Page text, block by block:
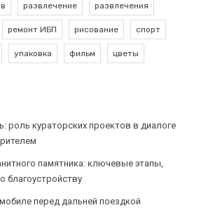
развлечение развлечения
ремонт ИБП рисование спорт
упаковка фильм цветы
роль кураторских проектов в диалоге
памятника: ключевые этапы,
благоустройству
перед дальней поездкой